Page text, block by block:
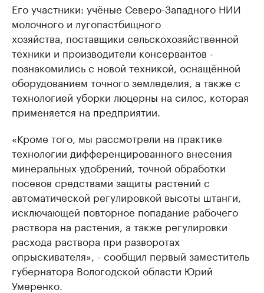
Его участники: учёные Северо-Западного НИИ
молочного и лугопастбищного
хозяйства, поставщики сельскохозяйственной
техники и производители консервантов -
познакомились с новой техникой, оснащённой
оборудованием точного земледелия, а также с
технологией уборки люцерны на силос, которая
применяется на предприятии.
«Кроме того, мы рассмотрели на практике
технологии дифференцированного внесения
минеральных удобрений, точной обработки
посевов средствами защиты растений с
автоматической регулировкой высоты штанги,
исключающей повторное попадание рабочего
раствора на растения, а также регулировки
расхода раствора при разворотах
опрыскивателя», - сообщил первый заместитель
губернатора Вологодской области Юрий
Умеренко.